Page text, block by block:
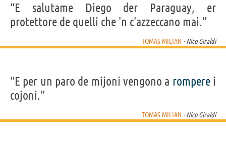
“E salutame Diego der Paraguay, er
protettore de quelli che 'n c'azzeccano mai.”
TOMAS MILIAN - Nico Giraldi
“E per un paro de mijoni vengono a romperei
cojoni.”
TOMAS MILIAN - Nico Giraldi